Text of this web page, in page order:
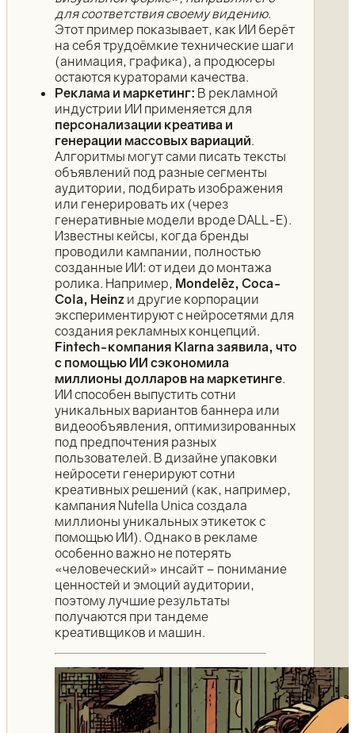
для соответствия своему видению.
Этот пример показывает, как ИИ берёт
на себя трудоёмкие технические шаги
(анимация, графика), а продюсеры
остаются кураторами качества.
Реклама и маркетинг: В рекламной
индустрии ИИ применяется для
персонализации креатива и
генерации массовых вариаций.
Алгоритмы могут сами писать тексты
объявлений под разные сегменты
аудитории, подбирать изображения
или генерировать их (через
генеративные модели вроде DALL-E).
Известны кейсы, когда бренды
проводили кампании, полностью
созданные ИИ: от идеи до монтажа
ролика. Например, Mondelēz, Coca-
Cola, Heinz и другие корпорации
экспериментируют с нейросетями для
создания рекламных концепций.
Fintech-компания Klarna заявила, что
с помощью ИИ сэкономила
миллионы долларов на маркетинге.
ИИ способен выпустить сотни
уникальных вариантов баннера или
видеообъявления, оптимизированных
под предпочтения разных
пользователей. В дизайне упаковки
нейросети генерируют сотни
креативных решений (как, например,
кампания Nutella Unica создала
миллионы уникальных этикеток с
помощью ИИ). Однако в рекламе
особенно важно не потерять
«человеческий» инсайт – понимание
ценностей и эмоций аудитории,
поэтому лучшие результаты
получаются при тандеме
креативщиков и машин.